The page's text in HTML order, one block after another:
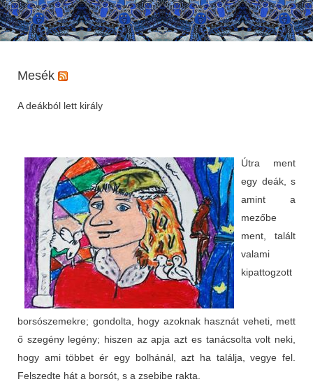
Mesék
A deákból lett király
Útra ment
egy deák, s
amint a
mezőbe
ment, talált
valami
kipattogzott
borsószemekre; gondolta, hogy azoknak hasznát veheti, mett
ő szegény legény; hiszen az apja azt es tanácsolta volt neki,
hogy ami többet ér egy bolhánál, azt ha találja, vegye fel.
Felszedte hát a borsót, s a zsebibe rakta.